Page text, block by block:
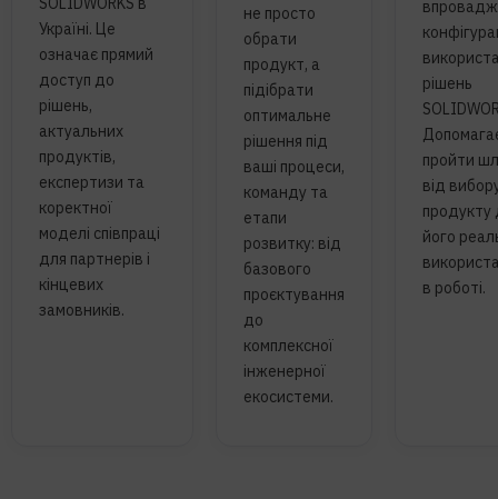
Україні. Це
означає прямий
доступ до
рішень,
актуальних
продуктів,
експертизи та
коректної
моделі співпраці
для партнерів і
кінцевих
замовників.
не просто
обрати
продукт, а
підібрати
оптимальне
рішення під
ваші процеси,
команду та
етапи
розвитку: від
базового
проєктування
до
комплексної
інженерної
екосистеми.
рішень
пройти
від
продукту
його
в роботі.